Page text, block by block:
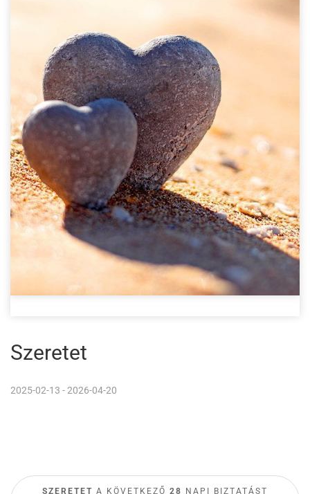
Szeretet
2025-02-13 - 2026-04-20
SZERETET A KÖVETKEZŐ 28
NAPI BIZTATÁST